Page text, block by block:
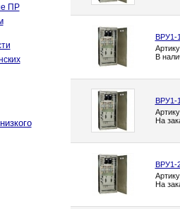
ПР
ВРУ1-
В
ВРУ1-
На
ВРУ1-
На